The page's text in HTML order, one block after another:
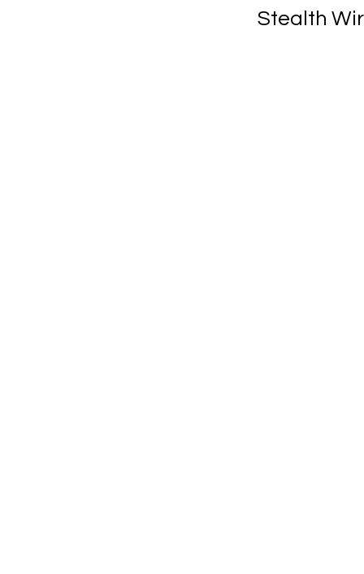
Stealth